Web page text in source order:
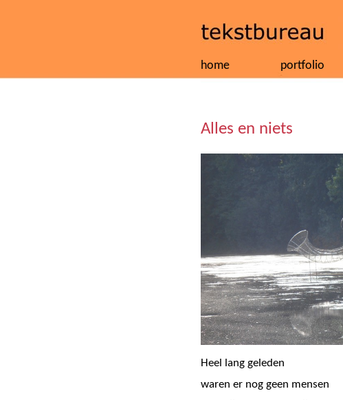
home portfolio
Alles en niets
Heel lang geleden
waren er nog geen mensen